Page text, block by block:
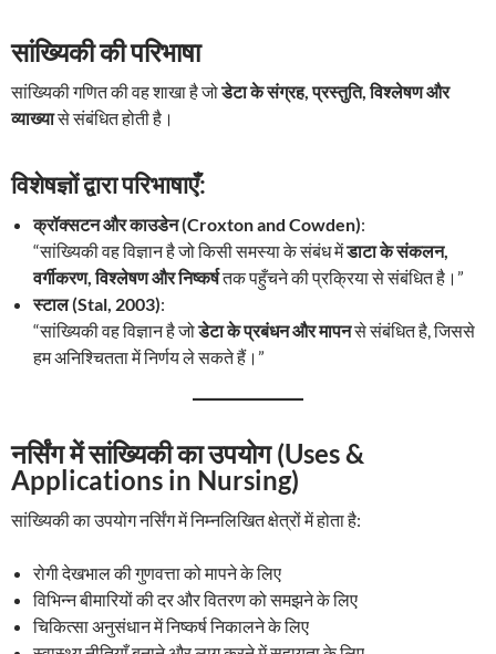
सांख्यिकी की परिभाषा
सांख्यिकी गणित की वह शाखा है जोडेटा के संग्रह, प्रस्तुति, विश्लेषण और
व्याख्यासे संबंधित होती है।
विशेषज्ञों द्वारा परिभाषाएँ:
क्रॉक्सटन और काउडेन (Croxton and Cowden):
“सांख्यिकी वह विज्ञान है जो किसी समस्या के संबंध मेंडाटा के संकलन,
वर्गीकरण, विश्लेषण और निष्कर्षतक पहुँचने की प्रक्रिया से संबंधित है।”
स्टाल (Stal, 2003):
“सांख्यिकी वह विज्ञान है जोडेटा के प्रबंधन और मापनसे संबंधित है, जिससे
हम अनिश्चितता में निर्णय ले सकते हैं।”
नर्सिंग में सांख्यिकी का उपयोग (Uses &
Applications in Nursing)
सांख्यिकी का उपयोग नर्सिंग में निम्नलिखित क्षेत्रों में होता है:
रोगी देखभाल की गुणवत्ता को मापने के लिए
विभिन्न बीमारियों की दर और वितरण को समझने के लिए
चिकित्सा अनुसंधान में निष्कर्ष निकालने के लिए